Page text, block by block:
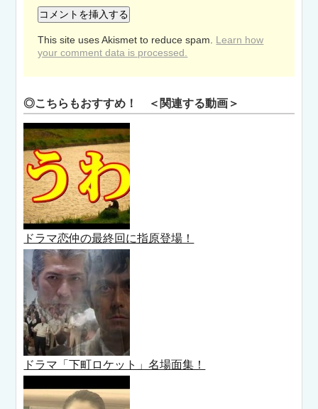
This site uses Akismet to reduce spam. Learn how
your comment data is processed.
◎こちらもおすすめ！ ＜関連する動画＞
ドラマ恋仲の最終回に指原登場！
ドラマ「下町ロケット」名場面集！